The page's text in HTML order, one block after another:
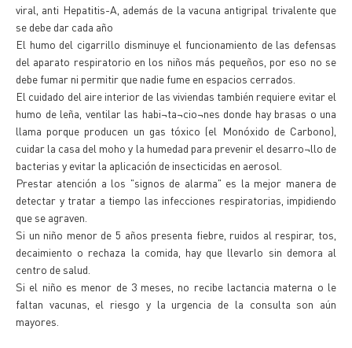
viral, anti Hepatitis-A, además de la vacuna antigripal trivalente que
se debe dar cada año
El humo del cigarrillo disminuye el funcionamiento de las defensas
del aparato respiratorio en los niños más pequeños, por eso no se
debe fumar ni permitir que nadie fume en espacios cerrados.
El cuidado del aire interior de las viviendas también requiere evitar el
humo de leña, ventilar las habi¬ta¬cio¬nes donde hay brasas o una
llama porque producen un gas tóxico (el Monóxido de Carbono),
cuidar la casa del moho y la humedad para prevenir el desarro¬llo de
bacterias y evitar la aplicación de insecticidas en aerosol.
Prestar atención a los "signos de alarma" es la mejor manera de
detectar y tratar a tiempo las infecciones respiratorias, impidiendo
que se agraven.
Si un niño menor de 5 años presenta fiebre, ruidos al respirar, tos,
decaimiento o rechaza la comida, hay que llevarlo sin demora al
centro de salud.
Si el niño es menor de 3 meses, no recibe lactancia materna o le
faltan vacunas, el riesgo y la urgencia de la consulta son aún
mayores.